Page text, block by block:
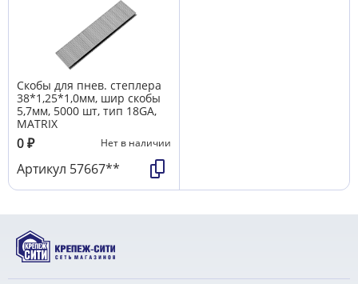
Скобы для пнев. степлера
38*1,25*1,0мм, шир скобы
5,7мм, 5000 шт, тип 18GA,
MATRIX
0₽ Нет в наличии
Артикул 57667**